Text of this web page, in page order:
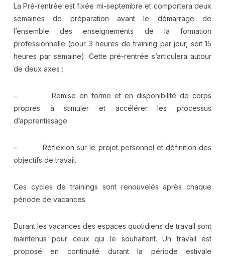
La Pré-rentrée est fixée mi-septembre et comportera deux
semaines de préparation avant le démarrage de
l’ensemble des enseignements de la formation
professionnelle (pour 3 heures de training par jour, soit 15
heures par semaine). Cette pré-rentrée s’articulera autour
de deux axes :
– Remise en forme et en disponibilité de corps
propres à stimuler et accélérer les processus
d’apprentissage
– Réflexion sur le projet personnel et définition des
objectifs de travail.
Ces cycles de trainings sont renouvelés après chaque
période de vacances.
Durant les vacances des espaces quotidiens de travail sont
maintenus pour ceux qui le souhaitent. Un travail est
proposé en continuité durant la période estivale